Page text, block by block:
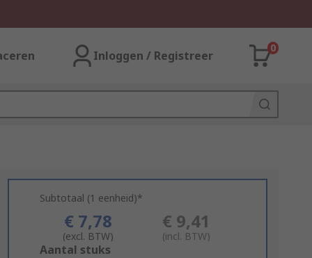
Inloggen / Registreer
0
Subtotaal (1 eenheid)*
€ 7,78
(excl. BTW)
€ 9,41
(incl. BTW)
Add
Aantal stuks